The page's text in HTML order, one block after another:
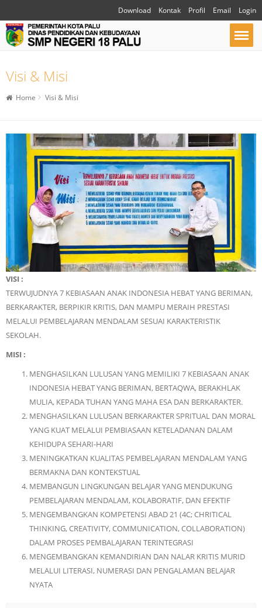
Download Kontak Profil Email Login
Visi & Misi
Home Visi & Misi
VISI :
TERWUJUDNYA 7 KEBIASAAN ANAK INDONESIA HEBAT YANG BERIMAN,
BERKARAKTER, BERPIKIR KRITIS, DAN MAMPU MERAIH PRESTASI
MELALUI PEMBELAJARAN MENDALAM SESUAI KARAKTERISTIK
SEKOLAH.
MISI :
MENGHASILKAN LULUSAN YANG MEMILIKI 7 KEBIASAAN ANAK
INDONESIA HEBAT YANG BERIMAN, BERTAQWA, BERAKHLAK
MULIA, KEPADA TUHAN YANG MAHA ESA DAN BERKARAKTER.
MENGHASILKAN LULUSAN BERKARAKTER SPRITUAL DAN MORAL
YANG KUAT MELALUI PEMBIASAAN KETELADANAN DALAM
KEHIDUPA SEHARI-HARI
MENINGKATKAN KUALITAS PEMBELAJARAN MENDALAM YANG
BERMAKNA DAN KONTEKSTUAL
MEMBANGUN LINGKUNGAN BELAJAR YANG MENDUKUNG
PEMBELAJARAN MENDALAM, KOLABORATIF, DAN EFEKTIF
MENGEMBANGKAN KOMPETENSI ABAD 21 (4C; CHRITICAL
THINKING, CREATIVITY, COMMUNICATION, COLLABORATION)
DALAM PROSES PEMBALAJARAN TERINTEGRASI
MENGEMBANGKAN KEMANDIRIAN DAN NALAR KRITIS MURID
MELALUI LITERASI, NUMERASI DAN PENGALAMAN BELAJAR
NYATA